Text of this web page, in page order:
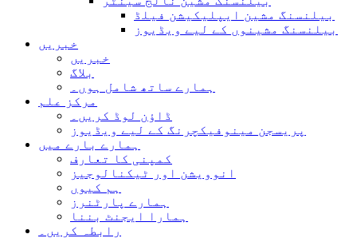
بیلنسنگ مشین ایپلیکیشن فیلڈ
بیلنسنگ مشینوں کے لیے ویڈیوز
خبریں
خبریں
بلاگ
ہمارے ساتھ شامل ہوں۔
مرکز علم
ڈاؤن لوڈ کریں۔
پریسجن مینوفیکچرنگ کے لیے ویڈیوز
ہمارے بارے میں
کمپنی کا تعارف
انوویشن اور ٹیکنالوجیز
ہم کیوں
ہمارے پارٹنرز
ہمارا ایجنٹ بننا
رابطہ کریں۔